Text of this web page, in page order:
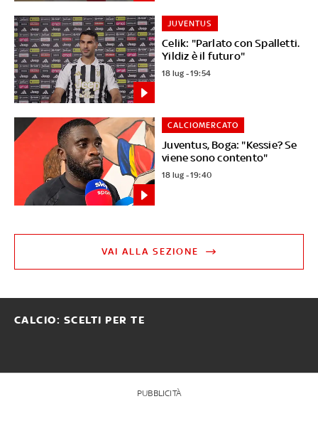
Celik: "Parlato con Spalletti.
Yildiz è il futuro"
JUVENTUS
18 lug - 19:54
Juventus, Boga: "Kessie? Se
viene sono contento"
CALCIOMERCATO
18 lug - 19:40
VAI ALLA SEZIONE
CALCIO: SCELTI PER TE
PUBBLICITÀ